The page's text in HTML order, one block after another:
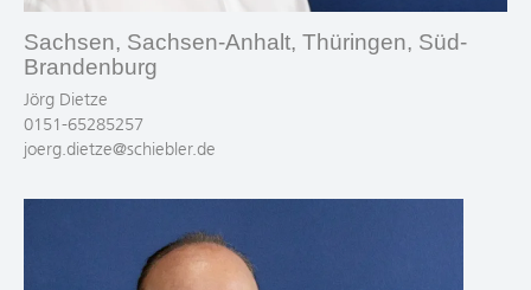
Sachsen, Sachsen-Anhalt, Thüringen, Süd-
Brandenburg
Jörg Dietze
0151-65285257
joerg.dietze@schiebler.de